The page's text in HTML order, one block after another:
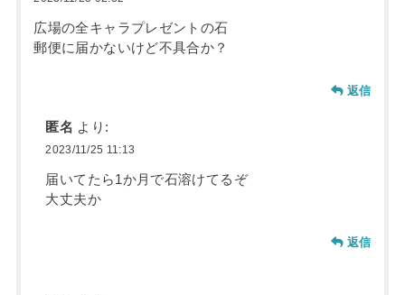
広場の全キャラプレゼントの石
郵便に届かないけど不具合か？
返信
匿名 より:
2023/11/25 11:13
届いてたら1か月で石溶けてるぞ
大丈夫か
返信